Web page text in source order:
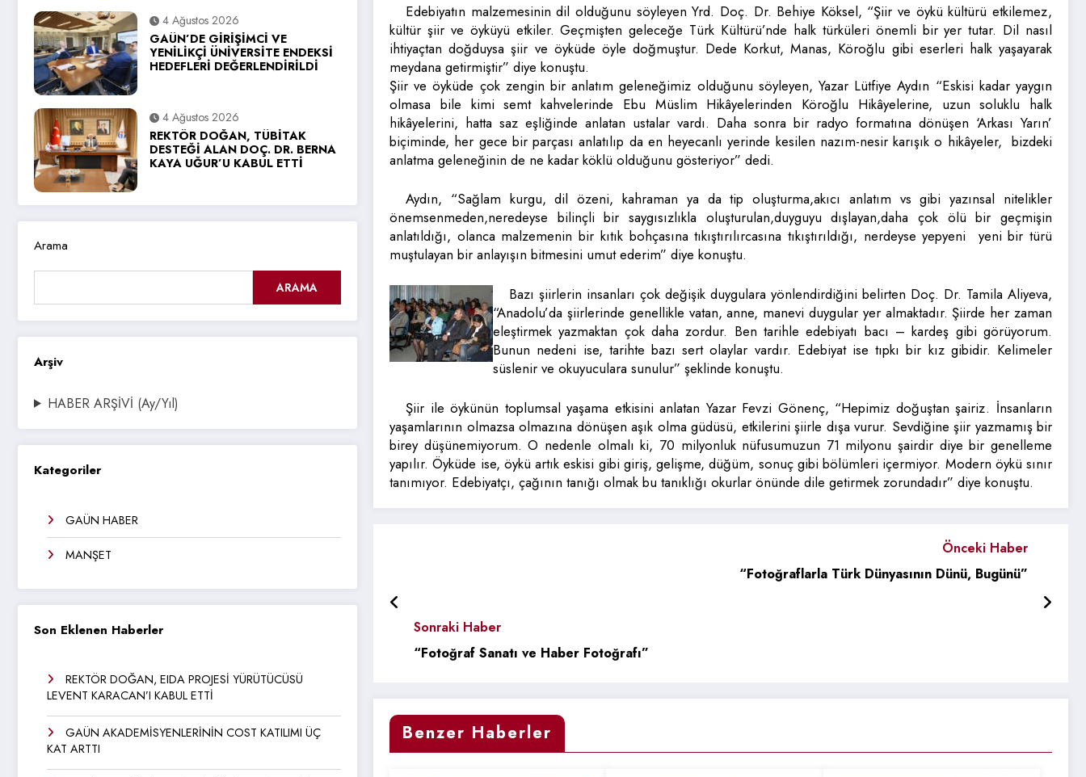
4 Ağustos 2026
GAÜN’DE GİRİŞİMCİ VE
YENİLİKÇİ ÜNİVERSİTE ENDEKSİ
HEDEFLERİ DEĞERLENDİRİLDİ
4 Ağustos 2026
REKTÖR DOĞAN, TÜBİTAK
DESTEĞİ ALAN DOÇ. DR. BERNA
KAYA UĞUR’U KABUL ETTİ
Arama
ARAMA
Arşiv
HABER ARŞİVİ (Ay/Yıl)
Kategoriler
GAÜN HABER
MANŞET
Son Eklenen Haberler
REKTÖR DOĞAN, EIDA PROJESİ YÜRÜTÜCÜSÜ
LEVENT KARACAN’I KABUL ETTİ
GAÜN AKADEMİSYENLERİNİN COST KATILIMI ÜÇ
KAT ARTTI
Edebiyatın malzemesinin dil olduğunu söyleyen Yrd. Doç. Dr. Behiye Köksel, “Şiir ve öykü kültürü etkilemez,
kültür şiir ve öyküyü etkiler. Geçmişten geleceğe Türk Kültürü’nde halk türküleri önemli bir yer tutar. Dil nasıl
ihtiyaçtan doğduysa şiir ve öyküde öyle doğmuştur. Dede Korkut, Manas, Köroğlu gibi eserleri halk yaşayarak
meydana getirmiştir” diye konuştu.
Şiir ve öyküde çok zengin bir anlatım geleneğimiz olduğunu söyleyen, Yazar Lütfiye Aydın “Eskisi kadar yaygın
olmasa bile kimi semt kahvelerinde Ebu Müslim Hikâyelerinden Köroğlu Hikâyelerine, uzun soluklu halk
hikâyelerini, hatta saz eşliğinde anlatan ustalar vardı. Daha sonra bir radyo formatına dönüşen ‘Arkası Yarın’
biçiminde, her gece bir parçası anlatılıp da en heyecanlı yerinde kesilen nazım-nesir karışık o hikâyeler, bizdeki
anlatma geleneğinin de ne kadar köklü olduğunu gösteriyor” dedi.
Aydın, “Sağlam kurgu, dil özeni, kahraman ya da tip oluşturma,akıcı anlatım vs gibi yazınsal nitelikler
önemsenmeden,neredeyse bilinçli bir saygısızlıkla oluşturulan,duyguyu dışlayan,daha çok ölü bir geçmişin
anlatıldığı, olanca malzemenin bir kıtık bohçasına tıkıştırılırcasına tıkıştırıldığı, nerdeyse yepyeni yeni bir türü
muştulayan bir anlayışın bitmesini umut ederim” diye konuştu.
Bazı şiirlerin insanları çok değişik duygulara yönlendirdiğini belirten Doç. Dr. Tamila Aliyeva,
“Anadolu’da şiirlerinde genellikle vatan, anne, manevi duygular yer almaktadır. Şiirde her zaman
eleştirmek yazmaktan çok daha zordur. Ben tarihle edebiyatı bacı – kardeş gibi görüyorum.
Bunun nedeni ise, tarihte bazı sert olaylar vardır. Edebiyat ise tıpkı bir kız gibidir. Kelimeler
süslenir ve okuyuculara sunulur” şeklinde konuştu.
Şiir ile öykünün toplumsal yaşama etkisini anlatan Yazar Fevzi Gönenç, “Hepimiz doğuştan şairiz. İnsanların
yaşamlarının olmazsa olmazına dönüşen aşık olma güdüsü, etkilerini şiirle dışa vurur. Sevdiğine şiir yazmamış bir
birey düşünemiyorum. O nedenle olmalı ki, 70 milyonluk nüfusumuzun 71 milyonu şairdir diye bir genelleme
yapılır. Öyküde ise, öykü artık eskisi gibi giriş, gelişme, düğüm, sonuç gibi bölümleri içermiyor. Modern öykü sınır
tanımıyor. Edebiyatçı, çağının tanığı olmak bu tanıklığı okurlar önünde dile getirmek zorundadır” diye konuştu.
Önceki Haber
“Fotoğraflarla Türk Dünyasının Dünü, Bugünü”
Sonraki Haber
“Fotoğraf Sanatı ve Haber Fotoğrafı”
Benzer Haberler